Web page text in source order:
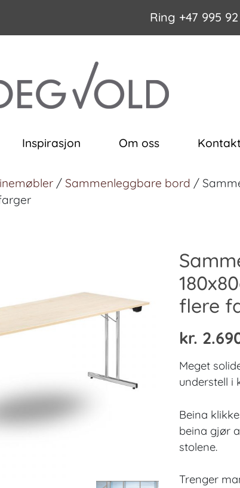
Ring +47 995
Inspirasjon Om oss
/ Sammenleggbare bord /
flere
kr.
Meget
understell i
Beina
beina gjør
stolene.
Trenger